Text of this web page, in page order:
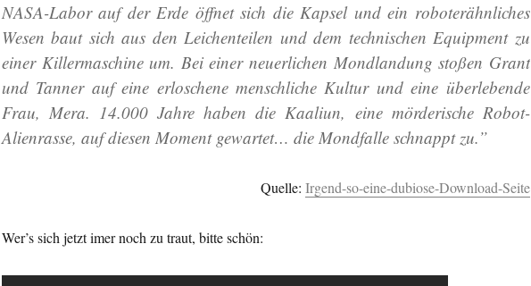
NASA-Labor auf der Erde öffnet sich die Kapsel und ein roboterähnliches
Wesen baut sich aus den Leichenteilen und dem technischen Equipment zu
einer Killermaschine um. Bei einer neuerlichen Mondlandung stoßen Grant
und Tanner auf eine erloschene menschliche Kultur und eine überlebende
Frau, Mera. 14.000 Jahre haben die Kaaliun, eine mörderische Robot-
Alienrasse, auf diesen Moment gewartet… die Mondfalle schnappt zu.”
Quelle: Irgend-so-eine-dubiose-Download-Seite
Wer’s sich jetzt imer noch zu traut, bitte schön: